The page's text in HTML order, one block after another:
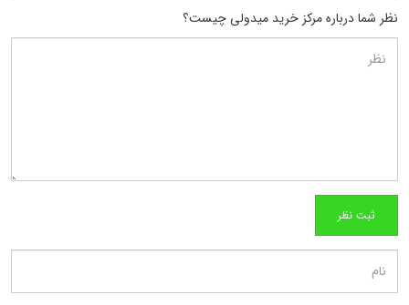
نظر شما درباره مرکز خرید میدولی چیست؟